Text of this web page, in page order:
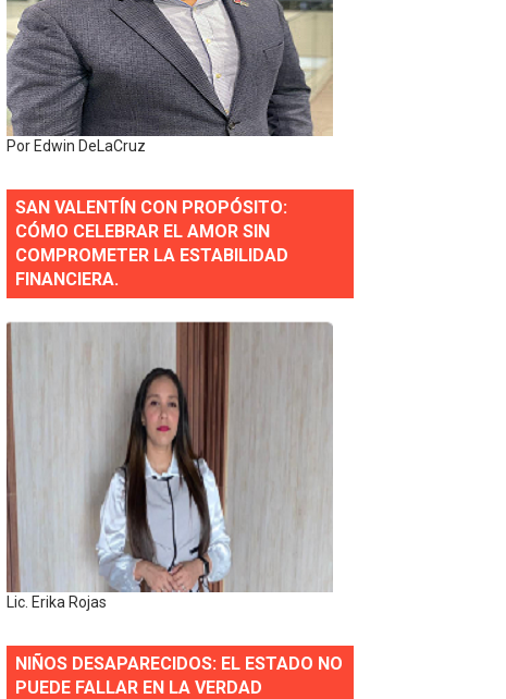
en Piantini
pequeños
gastronómico
comunicacional en salud
Presa de Guaiguí: "Es ignorancia supina"
Por Edwin DeLaCruz
SAN VALENTÍN CON PROPÓSITO:
CÓMO CELEBRAR EL AMOR SIN
COMPROMETER LA ESTABILIDAD
FINANCIERA.
Lic. Erika Rojas
NIÑOS DESAPARECIDOS: EL ESTADO NO
PUEDE FALLAR EN LA VERDAD